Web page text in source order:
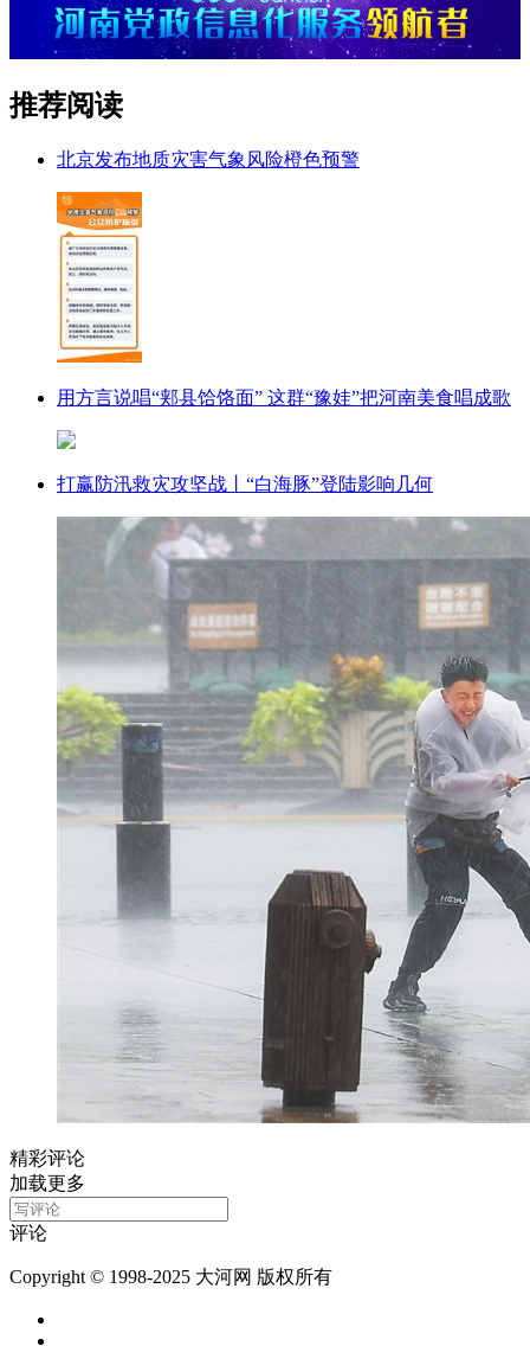
推荐阅读
北京发布地质灾害气象风险橙色预警
用方言说唱“郏县饸饹面” 这群“豫娃”把河南美食唱成歌
打赢防汛救灾攻坚战丨“白海豚”登陆影响几何
精彩评论
加载更多
评论
Copyright © 1998-2025 大河网 版权所有